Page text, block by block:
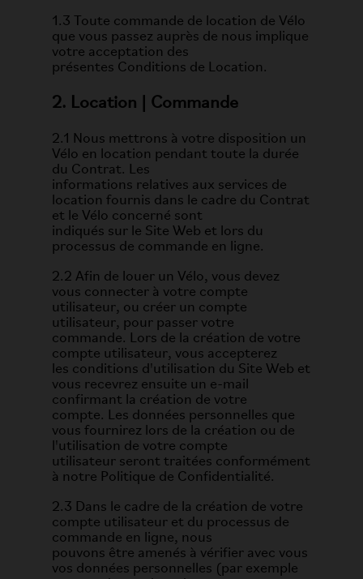
1.3 Toute commande de location de Vélo
que vous passez auprès de nous implique
votre acceptation des
présentes Conditions de Location.
2. Location | Commande
2.1 Nous mettrons à votre disposition un
Vélo en location pendant toute la durée
du Contrat. Les
informations relatives aux services de
location fournis dans le cadre du Contrat
et le Vélo concerné sont
indiqués sur le Site Web et lors du
processus de commande en ligne.
2.2 Afin de louer un Vélo, vous devez
vous connecter à votre compte
utilisateur, ou créer un compte
utilisateur, pour passer votre
commande. Lors de la création de votre
compte utilisateur, vous accepterez
les conditions d'utilisation du Site Web et
vous recevrez ensuite un e-mail
confirmant la création de votre
compte. Les données personnelles que
vous fournirez lors de la création ou de
l'utilisation de votre compte
utilisateur seront traitées conformément
à notre Politique de Confidentialité.
2.3 Dans le cadre de la création de votre
compte utilisateur et du processus de
commande en ligne, nous
pouvons être amenés à vérifier avec vous
vos données personnelles (par exemple